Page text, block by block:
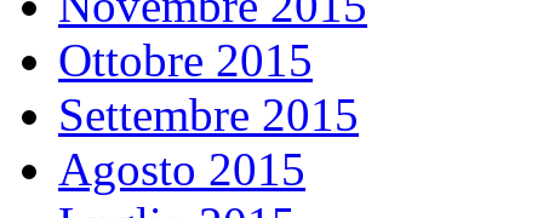
Ottobre 2015
Settembre 2015
Agosto 2015